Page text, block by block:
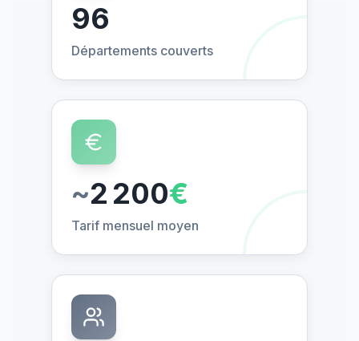
96
Départements couverts
~2 200€
Tarif mensuel moyen